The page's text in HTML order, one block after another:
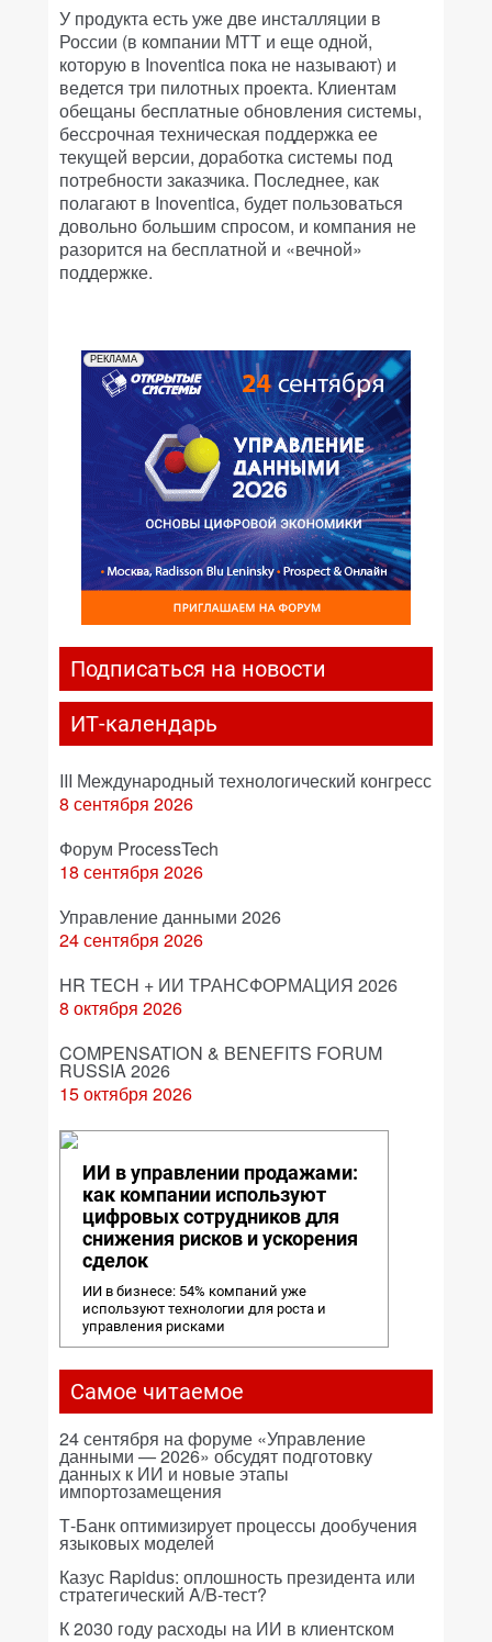
У продукта есть уже две инсталляции в
России (в компании МТТ и еще одной,
которую в Inoventica пока не называют) и
ведется три пилотных проекта. Клиентам
обещаны бесплатные обновления системы,
бессрочная техническая поддержка ее
текущей версии, доработка системы под
потребности заказчика. Последнее, как
полагают в Inoventica, будет пользоваться
довольно большим спросом, и компания не
разорится на бесплатной и «вечной»
поддержке.
РЕКЛАМА
Подписаться на новости
ИТ-календарь
III Международный технологический конгресс
8 сентября 2026
Форум ProcessTech
18 сентября 2026
Управление данными 2026
24 сентября 2026
HR TECH + ИИ ТРАНСФОРМАЦИЯ 2026
8 октября 2026
COMPENSATION & BENEFITS FORUM
RUSSIA 2026
15 октября 2026
ИИ в управлении продажами:
как компании используют
цифровых сотрудников для
снижения рисков и ускорения
сделок
ИИ в бизнесе: 54% компаний уже
используют технологии для роста и
управления рисками
Самое читаемое
24 сентября на форуме «Управление
данными — 2026» обсудят подготовку
данных к ИИ и новые этапы
импортозамещения
Т-Банк оптимизирует процессы дообучения
языковых моделей
Казус Rapidus: оплошность президента или
стратегический A/B-тест?
К 2030 году расходы на ИИ в клиентском